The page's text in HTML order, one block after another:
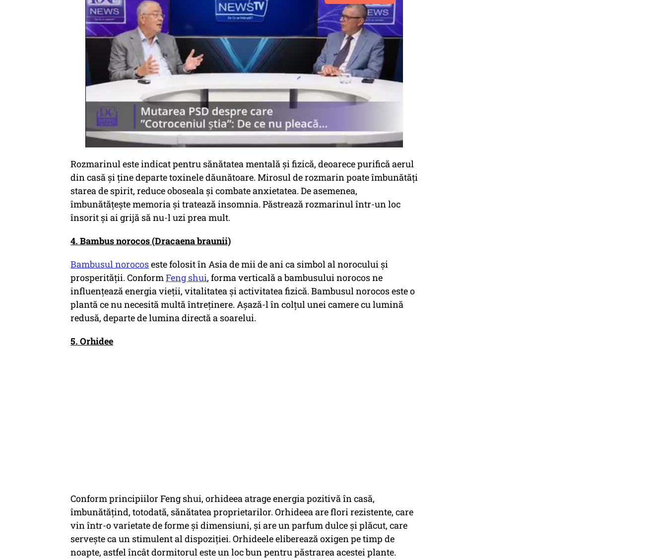
Rozmarinul este indicat pentru sănătatea mentală și fizică, deoarece purifică aerul
din casă și ține departe toxinele dăunătoare. Mirosul de rozmarin poate îmbunătăți
starea de spirit, reduce oboseala și combate anxietatea. De asemenea,
îmbunătățește memoria și tratează insomnia. Păstrează rozmarinul într-un loc
însorit și ai grijă să nu-l uzi prea mult.
4. Bambus norocos (Dracaena braunii)
Bambusul norocoseste folosit în Asia de mii de ani ca simbol al norocului și
prosperității. ConformFeng shui, forma verticală a bambusului norocos ne
influențează energia vieții, vitalitatea și activitatea fizică. Bambusul norocos este o
plantă ce nu necesită multă întreținere. Așază-l în colțul unei camere cu lumină
redusă, departe de lumina directă a soarelui.
5. Orhidee
Conform principiilor Feng shui, orhideea atrage energia pozitivă în casă,
îmbunătățind, totodată, sănătatea proprietarilor. Orhideea are flori rezistente, care
vin într-o varietate de forme și dimensiuni, și are un parfum dulce și plăcut, care
servește ca un stimulent al dispoziției. Orhideele eliberează oxigen pe timp de
noapte, astfel încât dormitorul este un loc bun pentru păstrarea acestei plante.